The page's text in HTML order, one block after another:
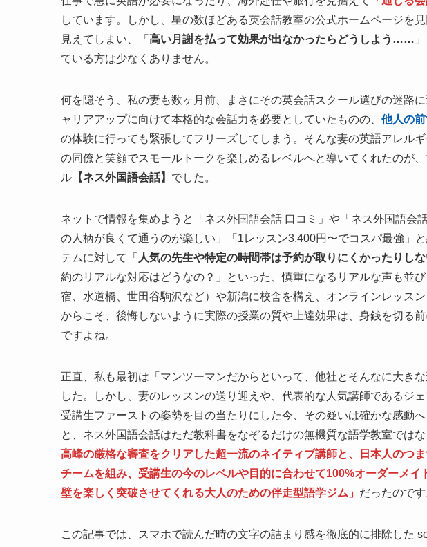
しています。しかし、星の数ほどある英会話教室の公式ホームページを
見えてしまい、「 高い月謝を払って効果が出なかったらどうしよう……
ている方は少なくありません。
何を隠そう、私の妻も数ヶ月前、まさにその英会話スクール選びの迷路
ャリアアップに向けて本格的な会話力を必要としていたものの、 他人の
の体験に行っても緊張してフリーズしてしまう。そんな妻の英語アレル
の同僚と笑顔でスモールトークを楽しめるレベルへと導いてくれたのが
ル 【ネス外国語会話】 でした。
ネットで情報を集めようと「ネス外国語会話 口コミ」や「ネス外国語会
の人柄が良くて通うのが楽しい」「1レッスン3,400円〜でコスパ最強」
テムに対して「 人気の先生や特定の時間帯は予約が取りにくかったりしな
約のリアルな対応はどうなの？」といった、慎重になるリアルな声も並
宿、水道橋、世田谷駒沢など）や新潟に校舎を構え、オンラインレッス
からこそ、後悔しないように実際の授業の質や上達効果は、身銭を切る
ですよね。
正直、私も最初は「マンツーマンだからといって、他社とそんなに大き
した。しかし、妻のレッスンの送り迎えや、代表的な人気講師であるジ
受講生ファーストの姿勢を目の当たりにした今、その疑いは確かな感動
と、ネス外国語会話はただ教科書をなぞるだけの無機質な語学教室ではな
高峰の厳格な審査をクリアした超一流のネイティブ講師と、日本人のつ
チームを組み、受講生の今のレベルや目的に合わせて100%オーダーメ
壁を楽しく突破させてくれる大人のための伴走型語学ジム」 だったのです
この記事では、スマホで読んだ時の文字の詰まり感を徹底的に排除した